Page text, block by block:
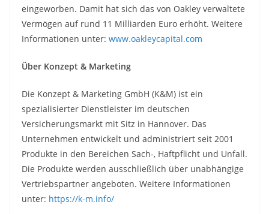
eingeworben. Damit hat sich das von Oakley verwaltete
Vermögen auf rund 11 Milliarden Euro erhöht. Weitere
Informationen unter: www.oakleycapital.com
Über Konzept & Marketing
Die Konzept & Marketing GmbH (K&M) ist ein
spezialisierter Dienstleister im deutschen
Versicherungsmarkt mit Sitz in Hannover. Das
Unternehmen entwickelt und administriert seit 2001
Produkte in den Bereichen Sach-, Haftpflicht und Unfall.
Die Produkte werden ausschließlich über unabhängige
Vertriebspartner angeboten. Weitere Informationen
unter: https://k-m.info/